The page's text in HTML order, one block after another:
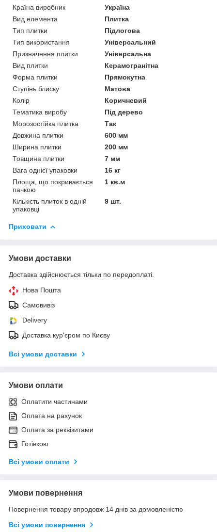
Країна виробник
Україна
Вид елемента
Плитка
Тип плитки
Підлогова
Тип використання
Універсальний
Призначення плитки
Універсальна
Вид плитки
Керамогранітна
Форма плитки
Прямокутна
Ступінь блиску
Матова
Колір
Коричневий
Тематика виробу
Під дерево
Морозостійка плитка
Так
Довжина плитки
600 мм
Ширина плитки
200 мм
Товщина плитки
7 мм
Вага однієї упаковки
16 кг
Площа, що покривається
пачкою
1 кв.м
Кількість плиток в одній
упаковці
9 шт.
Приховати
Умови доставки
Доставка здійснюється тільки по передоплаті.
Нова Пошта
Самовивіз
Delivery
Доставка кур'єром по Києву
Всі умови доставки
Умови оплати
Оплатити частинами
Оплата на рахунок
Оплата за реквізитами
Готівкою
Всі умови оплати
Умови повернення
Повернення товару впродовж 14 днів за домовленістю
Всі умови повернення